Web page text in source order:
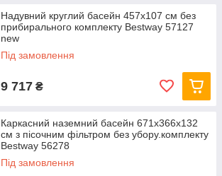
Надувний круглий басейн 457х107 см без
прибирального комплекту Bestway 57127
new
Під замовлення
9 717 ₴
Каркасний наземний басейн 671x366x132
см з пісочним фільтром без убору.комплекту
Bestway 56278
Під замовлення